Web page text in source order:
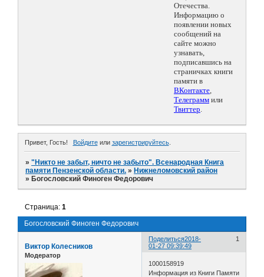
Отечества.
Информацию о
появлении новых
сообщений на
сайте можно
узнавать,
подписавшись на
страничках книги
памяти в
ВКонтакте,
Телеграмм или
Твиттер.
Привет, Гость! Войдитеили зарегистрируйтесь.
»"Никто не забыт, ничто не забыто". Всенародная Книга
памяти Пензенской области. » Нижнеломовский район
» Богословский Финоген Федорович
Богословский Финоген Федорович
Страница:1
Поделиться 1
2018-
01-27 09:39:49
Виктор Колесников
Модератор
1000158919
Информация из Книги Памяти